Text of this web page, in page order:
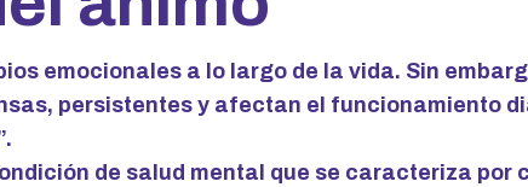
emocionales a lo largo de la vida. Sin
persistentes y afectan el funcionamiento
de salud mental que se caracteriza por